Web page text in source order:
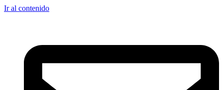
Ir al contenido